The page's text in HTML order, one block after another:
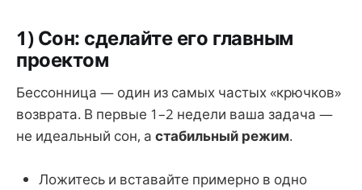
1) Сон: сделайте его главным
проектом
Бессонница — один из самых частых «крючков»
возврата. В первые 1–2 недели ваша задача —
не идеальный сон, а стабильный режим.
Ложитесь и вставайте примерно в одно